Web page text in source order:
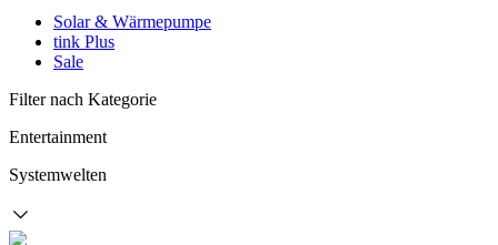
Solar & Wärmepumpe
tink Plus
Sale
Filter nach Kategorie
Entertainment
Systemwelten